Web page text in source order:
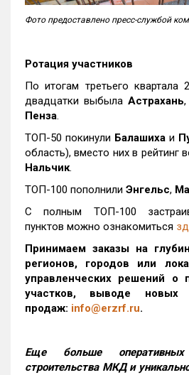
Фото предоставлено пресс-службой
Ротация участников
По итогам третьего квартала
двадцатки выбыла Астрахань
Пенза.
ТОП-50 покинули Балашиха и
область), вместо них в рейтинг
Нальчик.
ТОП-100 пополнили Энгельс,
С полным ТОП-100
пунктов можно ознакомиться
Принимаем заказы на
регионов, городов или
управленческих решений о
участков, выводе новых
продаж: info@erzrf.ru.
Еще больше
строительства МКД и